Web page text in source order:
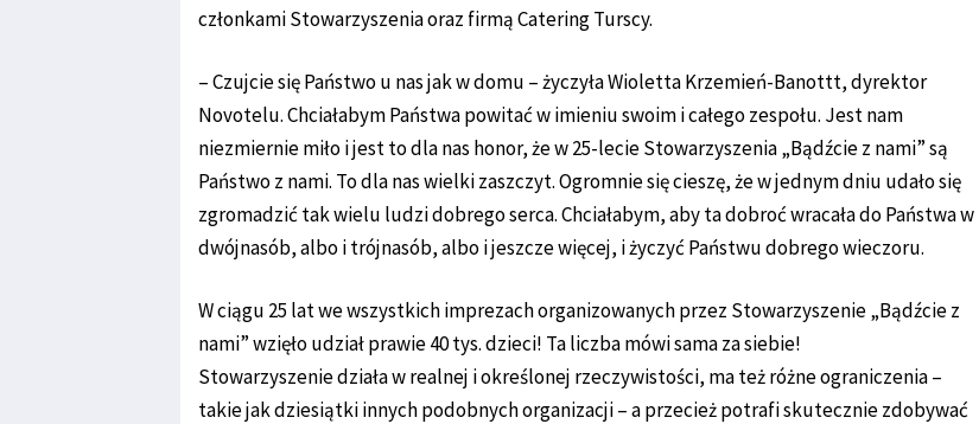
członkami Stowarzyszenia oraz firmą Catering Turscy.
– Czujcie się Państwo u nas jak w domu – życzyła Wioletta Krzemień-Banottt, dyrektor
Novotelu. Chciałabym Państwa powitać w imieniu swoim i całego zespołu. Jest nam
niezmiernie miło i jest to dla nas honor, że w 25-lecie Stowarzyszenia „Bądźcie z nami” są
Państwo z nami. To dla nas wielki zaszczyt. Ogromnie się cieszę, że w jednym dniu udało się
zgromadzić tak wielu ludzi dobrego serca. Chciałabym, aby ta dobroć wracała do Państwa w
dwójnasób, albo i trójnasób, albo i jeszcze więcej, i życzyć Państwu dobrego wieczoru.
W ciągu 25 lat we wszystkich imprezach organizowanych przez Stowarzyszenie „Bądźcie z
nami” wzięło udział prawie 40 tys. dzieci! Ta liczba mówi sama za siebie!
Stowarzyszenie działa w realnej i określonej rzeczywistości, ma też różne ograniczenia –
takie jak dziesiątki innych podobnych organizacji – a przecież potrafi skutecznie zdobywać